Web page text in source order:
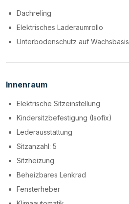
Dachreling
Elektrisches Laderaumrollo
Unterbodenschutz auf Wachsbasis
Innenraum
Elektrische Sitzeinstellung
Kindersitzbefestigung (Isofix)
Lederausstattung
Sitzanzahl: 5
Sitzheizung
Beheizbares Lenkrad
Fensterheber